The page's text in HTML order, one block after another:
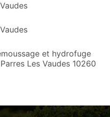
et hydrofuge
Les Vaudes 10260